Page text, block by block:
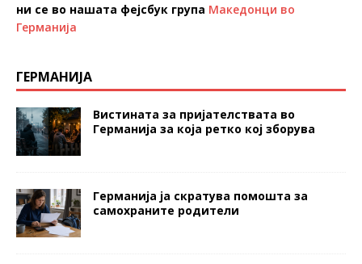
ни се во нашата фејсбук група Македонци во
Германија
ГЕРМАНИЈА
Вистината за пријателствата во
Германија за која ретко кој зборува
Германија ја скратува помошта за
самохраните родители